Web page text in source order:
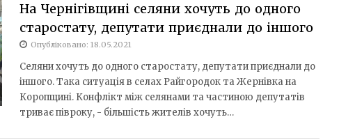
На Чернігівщині селяни хочуть до одного
старостату, депутати приєднали до іншого
Опубліковано: 18.05.2021
Селяни хочуть до одного старостату, депутати приєднали до
іншого. Така ситуація в селах Райгородок та Жернівка на
Коропщині. Конфлікт між селянами та частиною депутатів
триває півроку, - більшість жителів хочуть…